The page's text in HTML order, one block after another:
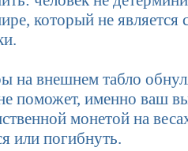
который не является
на внешнем табло
поможет, именно ваш
монетой на
или погибнуть.